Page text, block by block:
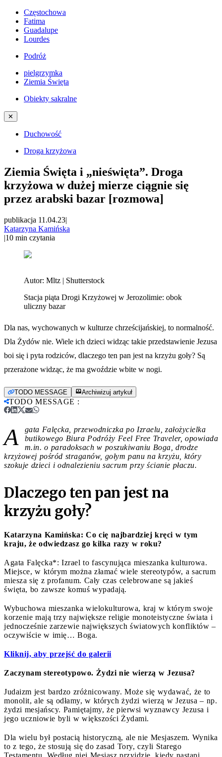
Częstochowa
Fatima
Guadalupe
Lourdes
Podróż
pielgrzymka
Ziemia Święta
Obiekty sakralne
✕
Duchowość
Droga krzyżowa
Ziemia Święta i „nieświęta”. Droga
krzyżowa w dużej mierze ciągnie się
przez arabski bazar [rozmowa]
publikacja 11.04.23|
Katarzyna Kamińska
|10 min czytania
Autor: Mltz | Shutterstock
Stacja piąta Drogi Krzyżowej w Jerozolimie: obok
uliczny bazar
Dla nas, wychowanych w kulturze chrześcijańskiej, to normalność.
Dla Żydów nie. Wiele ich dzieci widząc takie przedstawienie Jezusa
boi się i pyta rodziców, dlaczego ten pan jest na krzyżu goły? Są
przerażone widząc, że ma gwoździe wbite w nogi.
TODO MESSAGE Archiwizuj artykuł
TODO MESSAGE :
A
gata Falęcka, przewodniczka po Izraelu, założycielka
butikowego Biura Podróży Feel Free Traveler, opowiada
m.in. o paradoksach w poszukiwaniu Boga, drodze
krzyżowej pośród straganów, gołym panu na krzyżu, który
szokuje dzieci i odnalezieniu sacrum przy ścianie płaczu.
Dlaczego ten pan jest na
krzyżu goły?
Katarzyna Kamińska: Co cię najbardziej kręci w tym
kraju, że odwiedzasz go kilka razy w roku?
Agata Falęcka*: Izrael to fascynująca mieszanka kulturowa.
Miejsce, w którym można złamać wiele stereotypów, a sacrum
miesza się z profanum. Cały czas celebrowane są jakieś
święta, bo zawsze komuś wypadają.
Wybuchowa mieszanka wielokulturowa, kraj w którym swoje
korzenie mają trzy największe religie monoteistyczne świata i
jednocześnie zarzewie największych światowych konfliktów –
oczywiście w imię… Boga.
Kliknij, aby przejść do galerii
Zaczynam stereotypowo. Żydzi nie wierzą w Jezusa?
Judaizm jest bardzo zróżnicowany. Może się wydawać, że to
monolit, ale są odłamy, w których żydzi wierzą w Jezusa – np.
żydzi mesjańscy. Pamiętajmy, że pierwsi wyznawcy Jezusa i
jego uczniowie byli w większości Żydami.
Dla wielu był postacią historyczną, ale nie Mesjaszem. Wynika
to z tego, że stosują się do zasad Tory, czyli Starego
Testamentu. Według niej Mesjasz przyjdzie, kiedy nastąpi